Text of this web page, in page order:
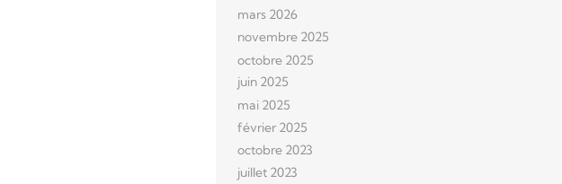
mars 2026
novembre 2025
octobre 2025
juin 2025
mai 2025
février 2025
octobre 2023
juillet 2023